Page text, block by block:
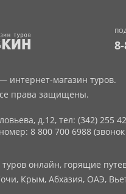
интернет-магазин туров.
права защищены.
д.12, тел: (342) 255
8 800 700 6988
онлайн, горящие
Крым, Абхазия, ОАЭ,